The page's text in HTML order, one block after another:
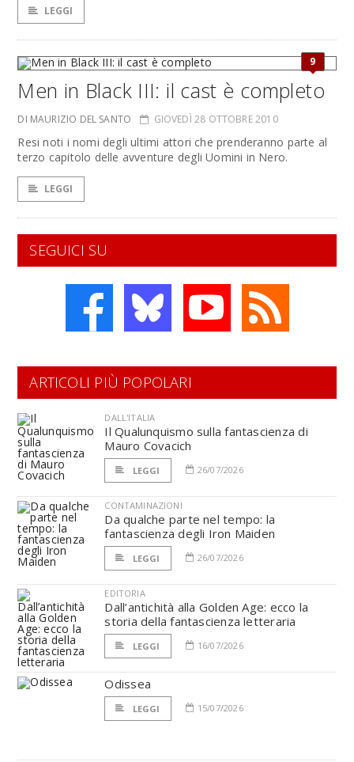
LEGGI
9
Men in Black III: il cast è completo
DI MAURIZIO DEL SANTO GIOVEDÌ 28 OTTOBRE 2010
Resi noti i nomi degli ultimi attori che prenderanno parte al
terzo capitolo delle avventure degli Uomini in Nero.
LEGGI
SEGUICI SU
ARTICOLI PIÙ POPOLARI
DALL'ITALIA
Il Qualunquismo sulla fantascienza di
Mauro Covacich
LEGGI 26/07/2026
CONTAMINAZIONI
Da qualche parte nel tempo: la
fantascienza degli Iron Maiden
LEGGI 26/07/2026
EDITORIA
Dall’antichità alla Golden Age: ecco la
storia della fantascienza letteraria
LEGGI 16/07/2026
Odissea
LEGGI 15/07/2026